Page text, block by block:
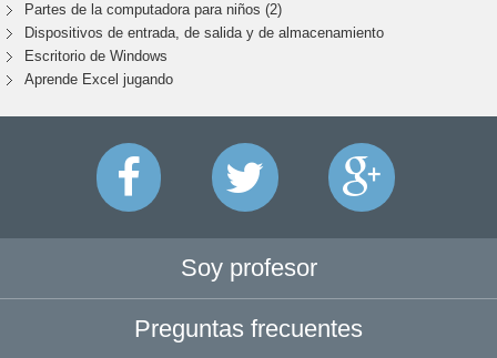
Partes de la computadora para niños (2)
Dispositivos de entrada, de salida y de almacenamiento
Escritorio de Windows
Aprende Excel jugando
Soy profesor
Preguntas frecuentes